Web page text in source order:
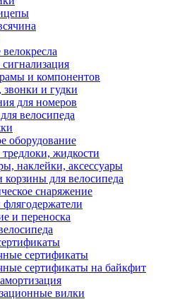
и компонентов
звонки и гудки
для номеров
велосипеда
оборудование
жидкости
наклейки, аксессуары
для велосипеда
снаряжение
и переноска
сертификаты
сертификаты на байкфит
вилки